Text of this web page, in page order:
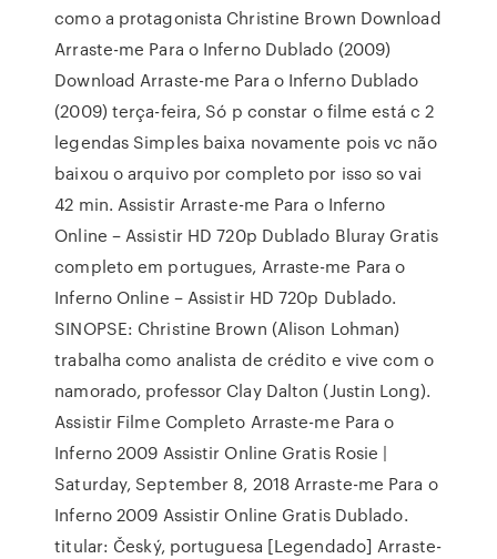
como a protagonista Christine Brown Download
Arraste-me Para o Inferno Dublado (2009)
Download Arraste-me Para o Inferno Dublado
(2009) terça-feira, Só p constar o filme está c 2
legendas Simples baixa novamente pois vc não
baixou o arquivo por completo por isso so vai
42 min. Assistir Arraste-me Para o Inferno
Online – Assistir HD 720p Dublado Bluray Gratis
completo em portugues, Arraste-me Para o
Inferno Online – Assistir HD 720p Dublado.
SINOPSE: Christine Brown (Alison Lohman)
trabalha como analista de crédito e vive com o
namorado, professor Clay Dalton (Justin Long).
Assistir Filme Completo Arraste-me Para o
Inferno 2009 Assistir Online Gratis Rosie |
Saturday, September 8, 2018 Arraste-me Para o
Inferno 2009 Assistir Online Gratis Dublado.
titular: Český, portuguesa [Legendado] Arraste-